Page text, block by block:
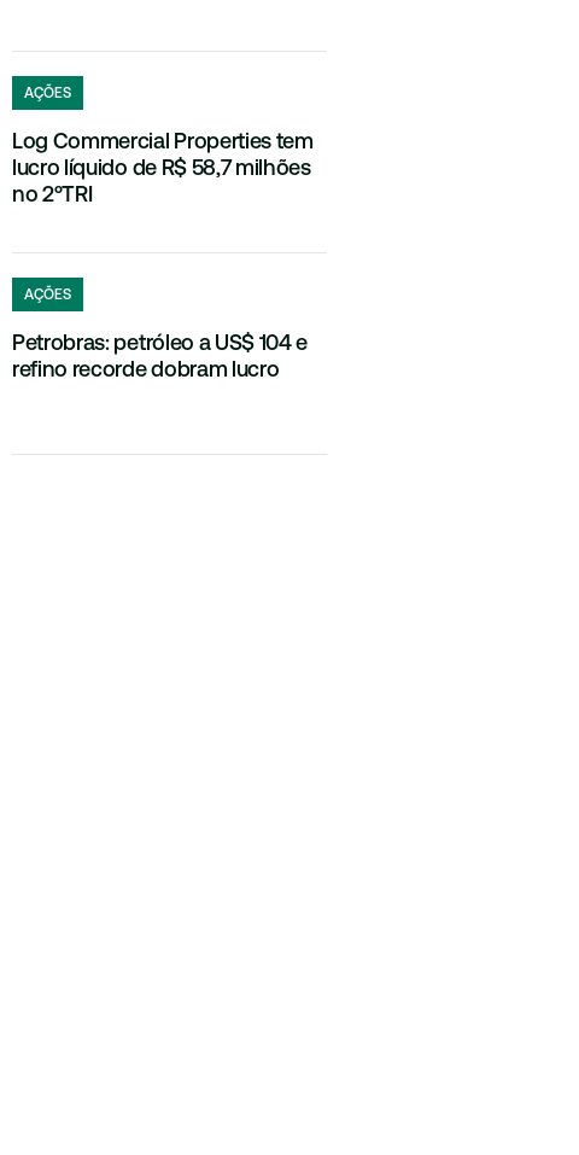
AÇÕES
Log Commercial Properties tem
lucro líquido de R$ 58,7 milhões
no 2ºTRI
AÇÕES
Petrobras: petróleo a US$ 104 e
refino recorde dobram lucro